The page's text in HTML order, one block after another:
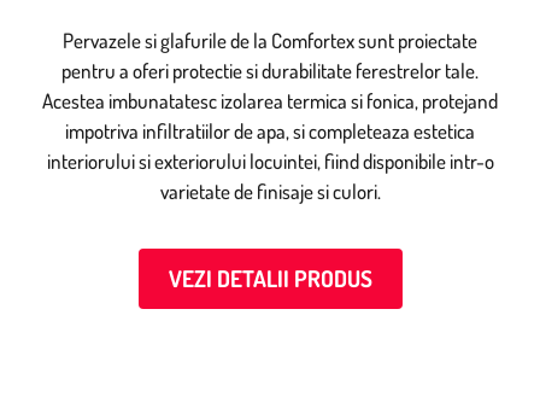
Pervazele si glafurile de la Comfortex sunt proiectate
pentru a oferi protectie si durabilitate ferestrelor tale.
Acestea imbunatatesc izolarea termica si fonica, protejand
impotriva infiltratiilor de apa, si completeaza estetica
interiorului si exteriorului locuintei, fiind disponibile intr-o
varietate de finisaje si culori.
VEZI DETALII PRODUS